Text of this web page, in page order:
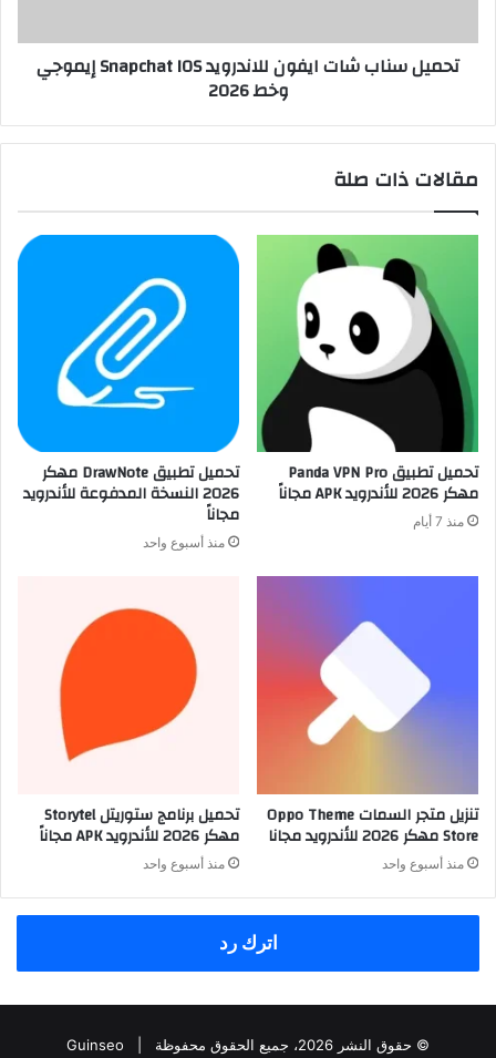
تحميل سناب شات ايفون للاندرويد Snapchat IOS إيموجي
وخط 2026
مقالات ذات صلة
تحميل تطبيق Panda VPN Pro
مهكر 2026 للأندرويد APK مجاناً
منذ 7 أيام
تحميل تطبيق DrawNote مهكر
2026 النسخة المدفوعة للأندرويد
مجاناً
منذ أسبوع واحد
تنزيل متجر السمات Oppo Theme
Store مهكر 2026 للأندرويد مجانا
منذ أسبوع واحد
تحميل برنامج ستوريتل Storytel
مهكر 2026 للأندرويد APK مجاناً
منذ أسبوع واحد
اترك رد
© حقوق النشر 2026، جميع الحقوق محفوظة | Guinseo